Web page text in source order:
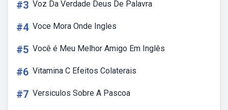
#3 Voz Da Verdade Deus De Palavra
#4 Voce Mora Onde Ingles
#5 Você é Meu Melhor Amigo Em Inglês
#6 Vitamina C Efeitos Colaterais
#7 Versiculos Sobre A Pascoa